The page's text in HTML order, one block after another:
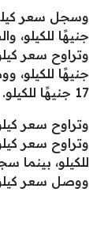
17 جنيهًا للكيلو.
ووصل سعر كيلو